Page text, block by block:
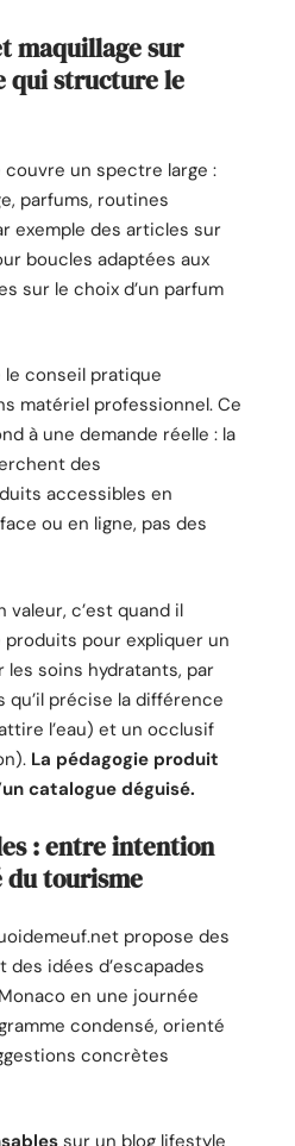
maquillage sur
qui structure le
un spectre large :
parfums, routines
exemple des articles sur
boucles adaptées aux
sur le choix d’un parfum
conseil pratique
matériel professionnel. Ce
à une demande réelle : la
des
accessibles en
ou en ligne, pas des
valeur, c’est quand il
pour expliquer un
les soins hydratants, par
précise la différence
l’eau) et un occlusif
La pédagogie produit
catalogue déguisé.
: entre intention
tourisme
propose des
idées d’escapades
en une journée
condensé, orienté
concrètes